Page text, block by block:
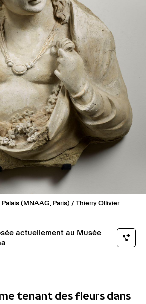
(MNAAG, Paris) / Thierry Ollivier
actuellement au Musée
tenant des fleurs dans